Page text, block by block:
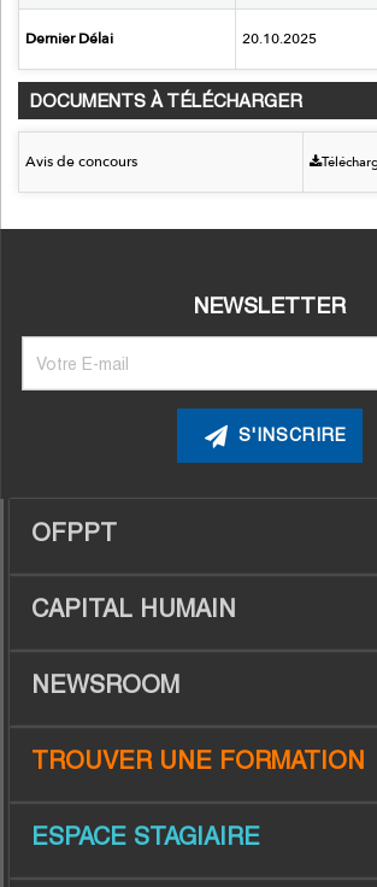
Dernier Délai 20.10.2025
DOCUMENTS À TÉLÉCHARGER
Avis de concours
NEWSLETTER
OFPPT
CAPITAL HUMAIN
NEWSROOM
TROUVER UNE FORMATION
ESPACE STAGIAIRE